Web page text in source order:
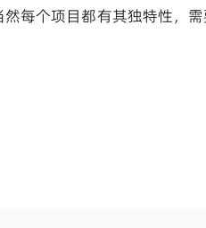
每个项目都有其独特性，